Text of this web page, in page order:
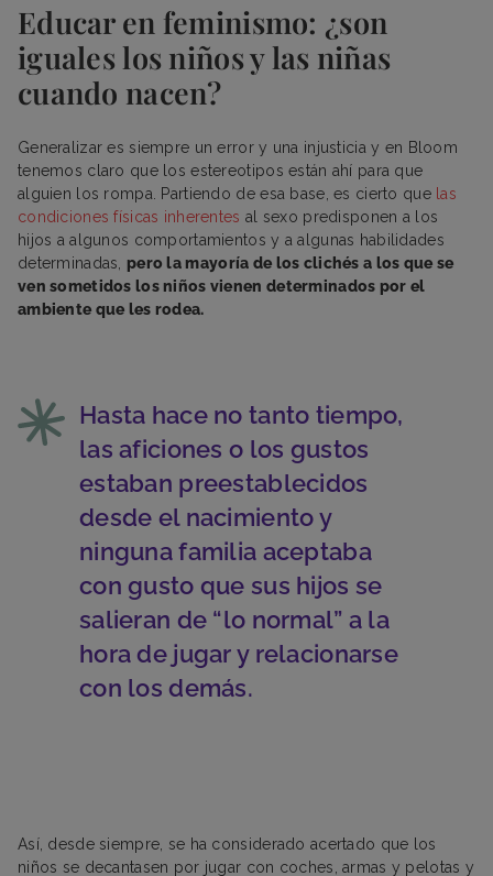
Educar en feminismo: ¿son
iguales los niños y las niñas
cuando nacen?
Generalizar es siempre un error y una injusticia y en Bloom
tenemos claro que los estereotipos están ahí para que
alguien los rompa. Partiendo de esa base, es cierto que las
condiciones físicas inherentes al sexo predisponen a los
hijos a algunos comportamientos y a algunas habilidades
determinadas,pero la mayoría de los clichés a los que se
ven sometidos los niños vienen determinados por el
ambiente que les rodea.
Hasta hace no tanto tiempo,
las aficiones o los gustos
estaban preestablecidos
desde el nacimiento y
ninguna familia aceptaba
con gusto que sus hijos se
salieran de “lo normal” a la
hora de jugar y relacionarse
con los demás.
Así, desde siempre, se ha considerado acertado que los
niños se decantasen por jugar con coches, armas y pelotas y